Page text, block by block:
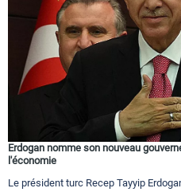
Erdogan nomme son nouveau
l'économie
Le président turc Recep Tayyip